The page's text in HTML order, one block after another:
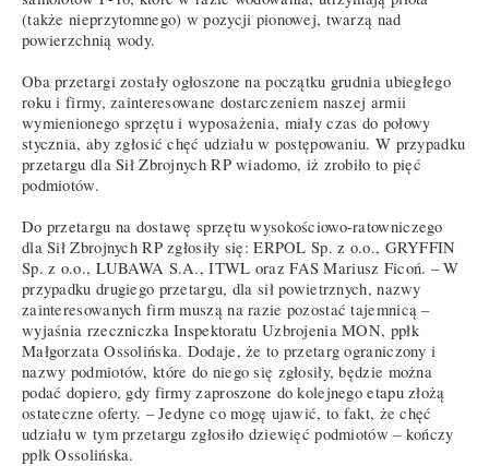
(także nieprzytomnego) w pozycji pionowej, twarzą nad
powierzchnią wody.
Oba przetargi zostały ogłoszone na początku grudnia ubiegłego
roku i firmy, zainteresowane dostarczeniem naszej armii
wymienionego sprzętu i wyposażenia, miały czas do połowy
stycznia, aby zgłosić chęć udziału w postępowaniu. W przypadku
przetargu dla Sił Zbrojnych RP wiadomo, iż zrobiło to pięć
podmiotów.
Do przetargu na dostawę sprzętu wysokościowo-ratowniczego
dla Sił Zbrojnych RP zgłosiły się: ERPOL Sp. z o.o., GRYFFIN
Sp. z o.o., LUBAWA S.A., ITWL oraz FAS Mariusz Ficoń. – W
przypadku drugiego przetargu, dla sił powietrznych, nazwy
zainteresowanych firm muszą na razie pozostać tajemnicą –
wyjaśnia rzeczniczka Inspektoratu Uzbrojenia MON, ppłk
Małgorzata Ossolińska. Dodaje, że to przetarg ograniczony i
nazwy podmiotów, które do niego się zgłosiły, będzie można
podać dopiero, gdy firmy zaproszone do kolejnego etapu złożą
ostateczne oferty. – Jedyne co mogę ujawić, to fakt, że chęć
udziału w tym przetargu zgłosiło dziewięć podmiotów – kończy
ppłk Ossolińska.